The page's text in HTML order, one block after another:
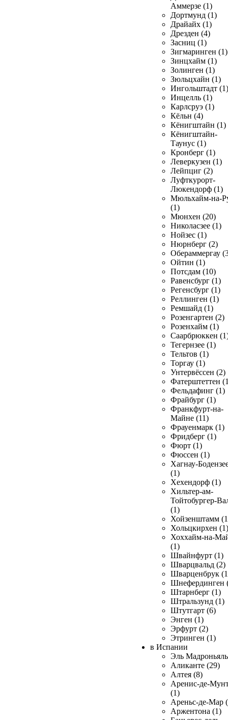
Аммерзе (1)
Дортмунд (1)
Драйайх (1)
Дрезден (4)
Засниц (1)
Зигмаринген (1)
Зинцхайм (1)
Золинген (1)
Зюльцхайн (1)
Ингольштадт (1)
Инцелль (1)
Карлсруэ (1)
Кёльн (4)
Кёнигштайн (1)
Кёнигштайн-
Таунус (1)
Кронберг (1)
Леверкузен (1)
Лейпциг (2)
Луфткурорт-
Люкендорф (1)
Мюльхайм-на-
(1)
Мюнхен (20)
Николасзее (1)
Нойзес (1)
Нюрнберг (2)
Обераммергау
Ойтин (1)
Потсдам (10)
Равенсбург (1)
Регенсбург (1)
Реллинген (1)
Ремшайд (1)
Розенгартен (2)
Розенхайм (1)
Саарбрюккен
Тегернзее (1)
Тельтов (1)
Торгау (1)
Унтервёссен (2)
Фатерштеттен
Фельдафинг (1)
Фрайбург (1)
Франкфурт-на-
Майне (11)
Фрауенмарк (1)
Фридберг (1)
Фюрт (1)
Фюссен (1)
Хагнау-
(1)
Хехендорф (1)
Хильтер-ам-
Тойтобургер-
(1)
Хойзенштамм
Хольцкирхен (1)
Хоххайм-на-
(1)
Швайнфурт (1)
Шварцвальд (2)
Шварценбрук
Шнефердинген
Штарнберг (1)
Штральзунд (1)
Штутгарт (6)
Энген (1)
Эрфурт (2)
Этринген (1)
в Испании
Эль
Аликанте (29)
Алтея (8)
Аренис-де-
(1)
Ареньс-де-Мар
Аржентона (1)